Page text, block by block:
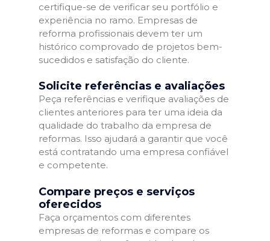
certifique-se de verificar seu portfólio e
experiência no ramo. Empresas de
reforma profissionais devem ter um
histórico comprovado de projetos bem-
sucedidos e satisfação do cliente.
Solicite referências e avaliações
Peça referências e verifique avaliações de
clientes anteriores para ter uma ideia da
qualidade do trabalho da empresa de
reformas. Isso ajudará a garantir que você
está contratando uma empresa confiável
e competente.
Compare preços e serviços
oferecidos
Faça orçamentos com diferentes
empresas de reformas e compare os